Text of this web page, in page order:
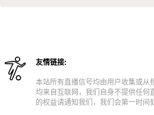
友情链接:
本站所有直播信号均由用户收集或从
均来自互联网，我们自身不提供任何
的权益请通知我们，我们会第一时间